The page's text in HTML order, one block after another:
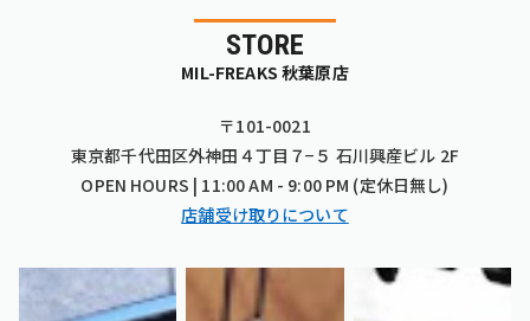
STORE
MIL-FREAKS 秋葉原店
〒101-0021
東京都千代田区外神田４丁目７−５ 石川興産ビル 2F
OPEN HOURS | 11:00 AM - 9:00 PM (定休日無し)
店舗受け取りについて